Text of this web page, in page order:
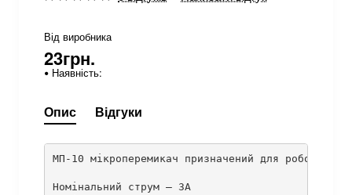
Від виробника
23грн.
Наявність:
Опис Відгуки
МП-10 мікроперемикач призначений для роботи в
Номінальний струм – 3А